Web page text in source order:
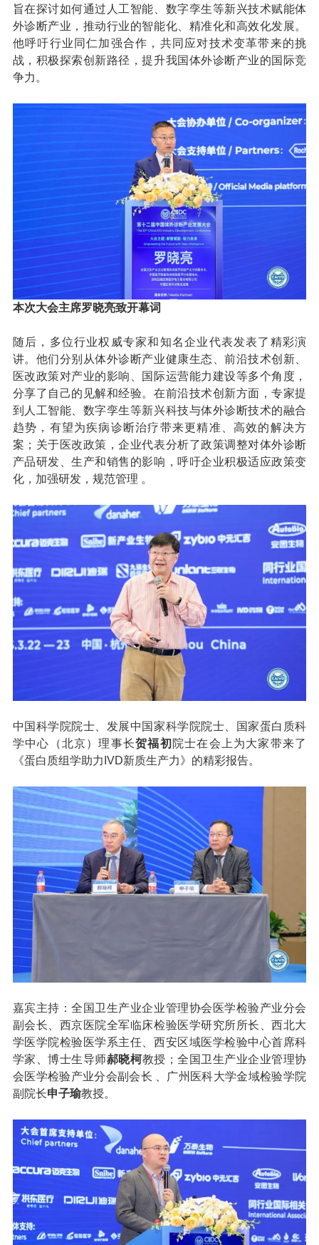
旨在探讨如何通过人工智能、数字孪生等新兴技术赋能体
外诊断产业，推动行业的智能化、精准化和高效化发展。
他呼吁行业同仁加强合作，共同应对技术变革带来的挑
战，积极探索创新路径，提升我国体外诊断产业的国际竞
争力。
本次大会主席罗晓亮致开幕词
随后，多位行业权威专家和知名企业代表发表了精彩演
讲。他们分别从体外诊断产业健康生态、前沿技术创新、
医改政策对产业的影响、国际运营能力建设等多个角度，
分享了自己的见解和经验。在前沿技术创新方面，专家提
到人工智能、数字孪生等新兴科技与体外诊断技术的融合
趋势，有望为疾病诊断治疗带来更精准、高效的解决方
案；关于医改政策，企业代表分析了政策调整对体外诊断
产品研发、生产和销售的影响，呼吁企业积极适应政策变
化，加强研发，规范管理 。
中国科学院院士、发展中国家科学院院士、国家蛋白质科
学中心（北京）理事长贺福初 院士在会上为大家带来了
《蛋白质组学助力IVD新质生产力》的精彩报告。
嘉宾主持：全国卫生产业企业管理协会医学检验产业分会
副会长、西京医院全军临床检验医学研究所所长、西北大
学医学院检验医学系主任、西安区域医学检验中心首席科
学家、博士生导师郝晓柯教授；全国卫生产业企业管理协
会医学检验产业分会副会长 、广州医科大学金域检验学院
副院长申子瑜教授。